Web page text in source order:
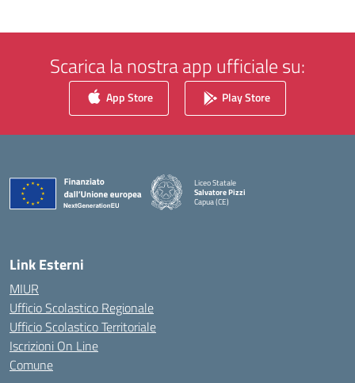
Scarica la nostra app ufficiale su:
App Store Play Store
Liceo Statale
Salvatore Pizzi
Capua (CE)
— Visita la pagina iniziale della scuola
Link Esterni
MIUR
Ufficio Scolastico Regionale
Ufficio Scolastico Territoriale
Iscrizioni On Line
Comune